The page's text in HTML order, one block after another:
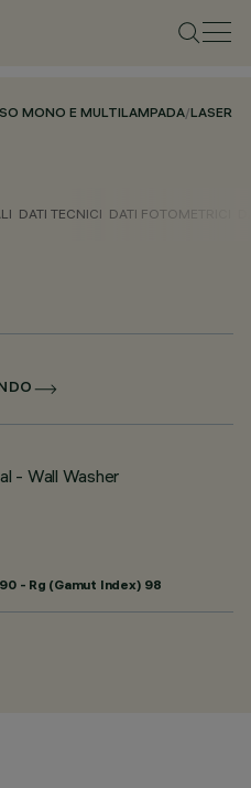
MONO E MULTILAMPADA/LASER
DATI TECNICI DATI FOTOMETRICI
- Wall Washer
- Rg (Gamut Index) 98